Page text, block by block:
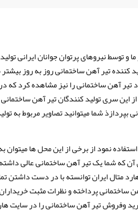
و توسط نیروهای پرتوان جوانان ایرانی
کننده تیر آهن ساختمانی روز به روز
تیر آهن ساختمانی را نیز مشاهده کرد که
این سری تولید کنندگان تیر آهن
بپردازذ شما میتوانید تصاویر مربوط به
نمود از برخی از این محل ها
که شما یک تیر آهن ساختمانی عالی
متال ایران توانسته با در دست داشتن
ساختمانی پرداخته و نظرات مثبت
وفروش تیر آهن ساختمانی را در سایت